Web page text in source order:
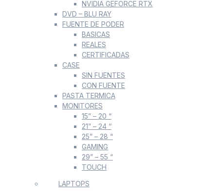
NVIDIA GEFORCE RTX
DVD – BLU RAY
FUENTE DE PODER
BASICAS
REALES
CERTIFICADAS
CASE
SIN FUENTES
CON FUENTE
PASTA TERMICA
MONITORES
15” – 20 “
21” – 24 “
25” – 28 “
GAMING
29” – 55 “
TOUCH
LAPTOPS